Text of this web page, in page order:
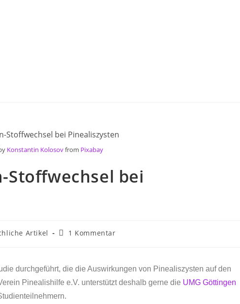
Konstantin Kolosovfrom Pixabay
Stoffwechsel bei
Artikel 1 Kommentar
durchgeführt, die die Auswirkungen von Pinealiszysten auf den
Pinealishilfe e.V. unterstützt deshalb gerne die UMG Göttingen